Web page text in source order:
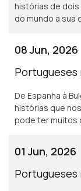
histórias de
do mundo a sua
08 Jun, 2026
Portugueses
De Espanha à
histórias que
pode ter muitos
como o Vitor
01 Jun, 2026
Portugueses